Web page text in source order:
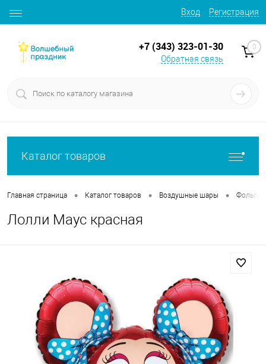
Вход Регистрация
+7 (343) 323-01-30
Обратная связь
0
Каталог товаров
Главная страница • Каталог товаров • Воздушные шары •
Лолли Маус красная